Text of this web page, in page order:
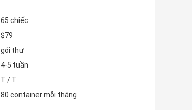
65 chiếc
$79
gói thư
4-5 tuần
T / T
80 container mỗi tháng